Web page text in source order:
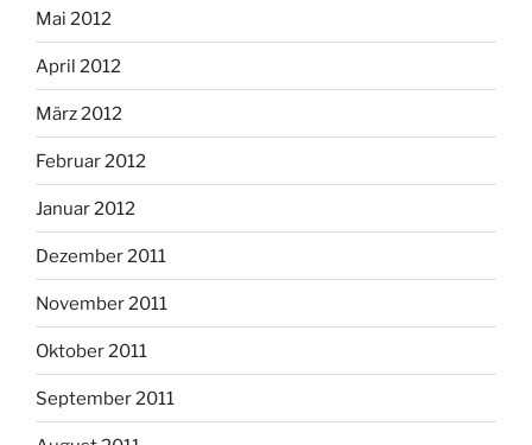
Mai 2012
April 2012
März 2012
Februar 2012
Januar 2012
Dezember 2011
November 2011
Oktober 2011
September 2011